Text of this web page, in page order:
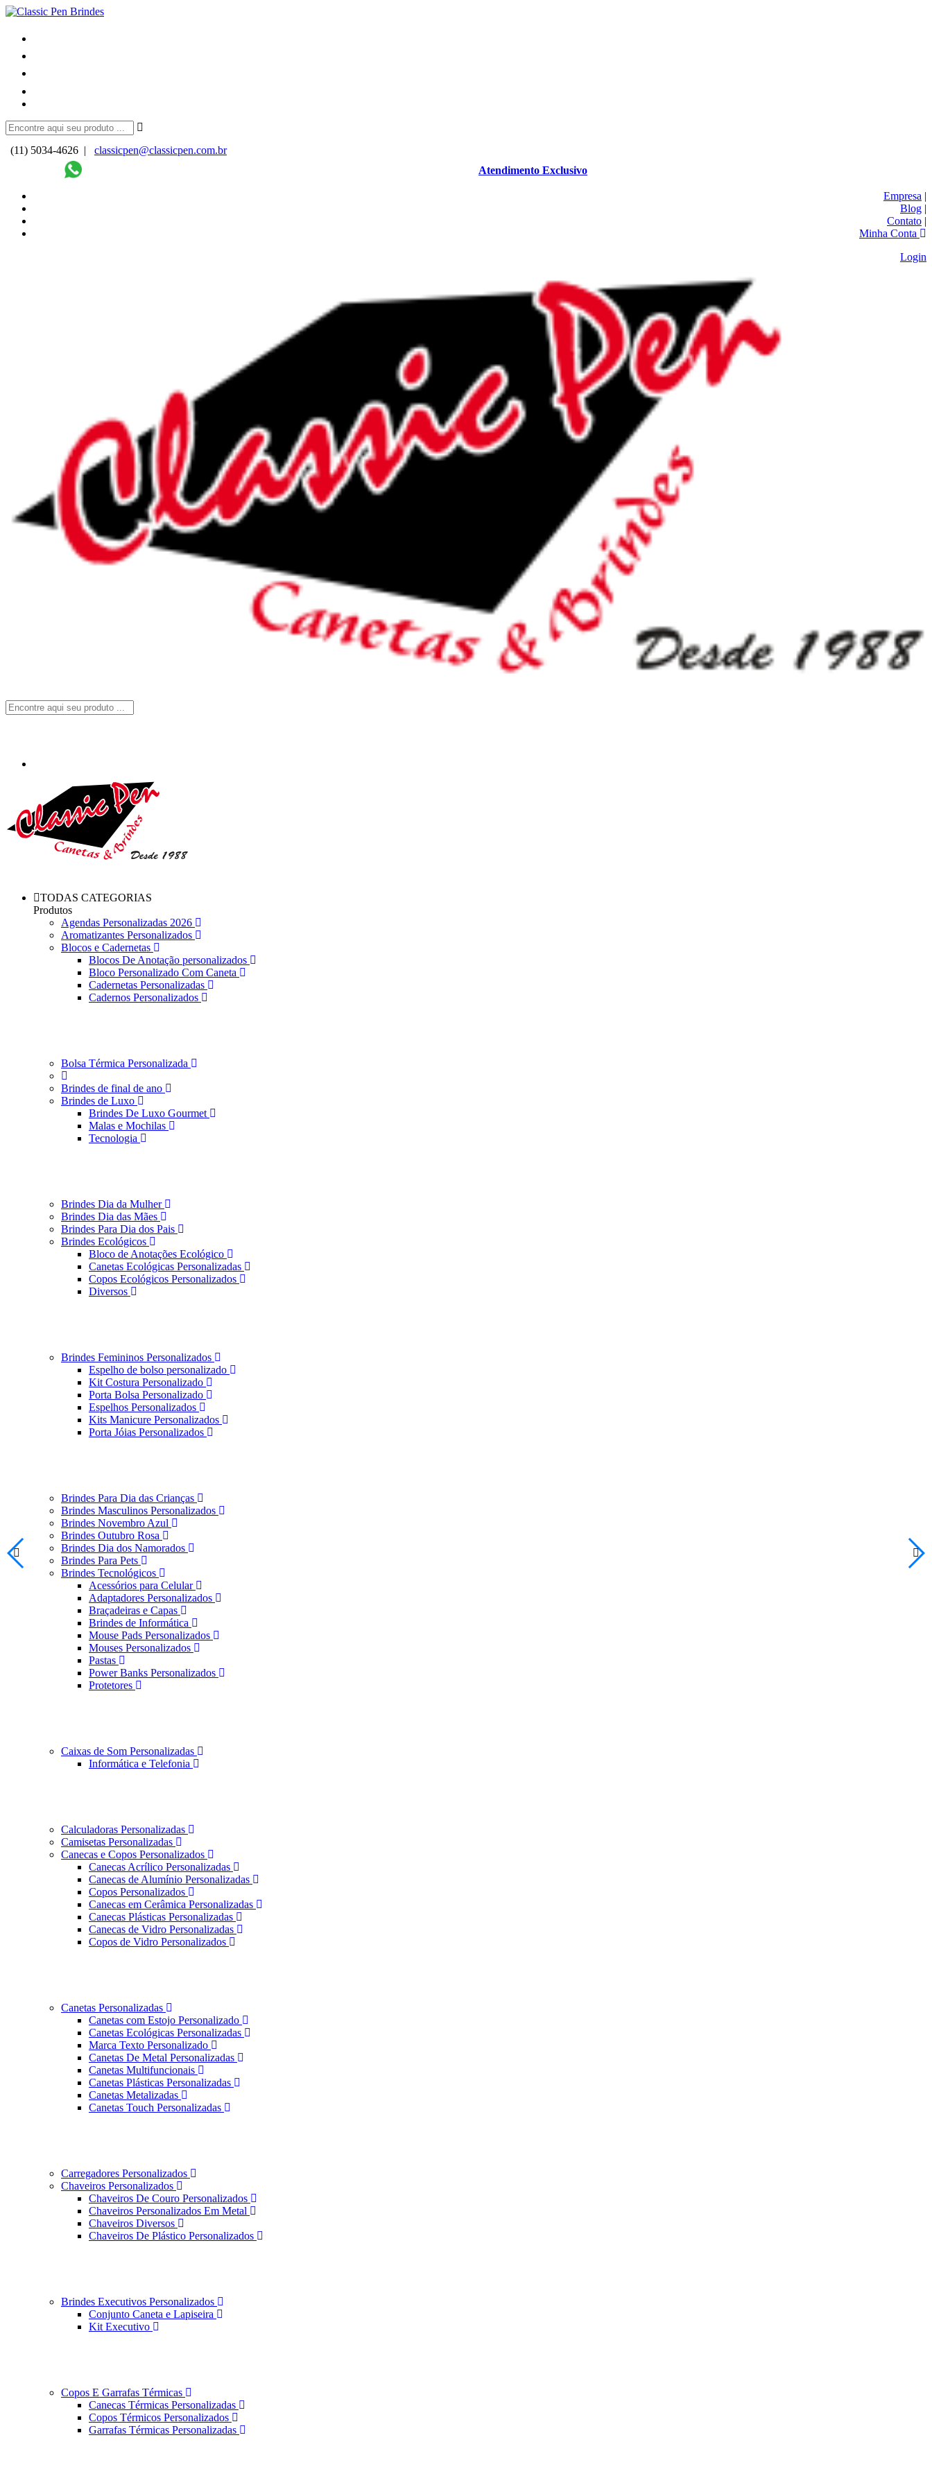
(11) 5034-4626 |
classicpen@classicpen.com.br
Atendimento Exclusivo
Empresa |
Blog |
Contato |
Minha Conta
Login
TODAS CATEGORIAS
Produtos
Agendas Personalizadas 2026
Aromatizantes Personalizados
Blocos e Cadernetas
Blocos De Anotação personalizados
Bloco Personalizado Com Caneta
Cadernetas Personalizadas
Cadernos Personalizados
Bolsa Térmica Personalizada
Brindes de final de ano
Brindes de Luxo
Brindes De Luxo Gourmet
Malas e Mochilas
Tecnologia
Brindes Dia da Mulher
Brindes Dia das Mães
Brindes Para Dia dos Pais
Brindes Ecológicos
Bloco de Anotações Ecológico
Canetas Ecológicas Personalizadas
Copos Ecológicos Personalizados
Diversos
Brindes Femininos Personalizados
Espelho de bolso personalizado
Kit Costura Personalizado
Porta Bolsa Personalizado
Espelhos Personalizados
Kits Manicure Personalizados
Porta Jóias Personalizados
Brindes Para Dia das Crianças
Brindes Masculinos Personalizados
Brindes Novembro Azul
Brindes Outubro Rosa
Brindes Dia dos Namorados
Brindes Para Pets
Brindes Tecnológicos
Acessórios para Celular
Adaptadores Personalizados
Braçadeiras e Capas
Brindes de Informática
Mouse Pads Personalizados
Mouses Personalizados
Pastas
Power Banks Personalizados
Protetores
Caixas de Som Personalizadas
Informática e Telefonia
Calculadoras Personalizadas
Camisetas Personalizadas
Canecas e Copos Personalizados
Canecas Acrílico Personalizadas
Canecas de Alumínio Personalizadas
Copos Personalizados
Canecas em Cerâmica Personalizadas
Canecas Plásticas Personalizadas
Canecas de Vidro Personalizadas
Copos de Vidro Personalizados
Canetas Personalizadas
Canetas com Estojo Personalizado
Canetas Ecológicas Personalizadas
Marca Texto Personalizado
Canetas De Metal Personalizadas
Canetas Multifuncionais
Canetas Plásticas Personalizadas
Canetas Metalizadas
Canetas Touch Personalizadas
Carregadores Personalizados
Chaveiros Personalizados
Chaveiros De Couro Personalizados
Chaveiros Personalizados Em Metal
Chaveiros Diversos
Chaveiros De Plástico Personalizados
Brindes Executivos Personalizados
Conjunto Caneta e Lapiseira
Kit Executivo
Copos E Garrafas Térmicas
Canecas Térmicas Personalizadas
Copos Térmicos Personalizados
Garrafas Térmicas Personalizadas